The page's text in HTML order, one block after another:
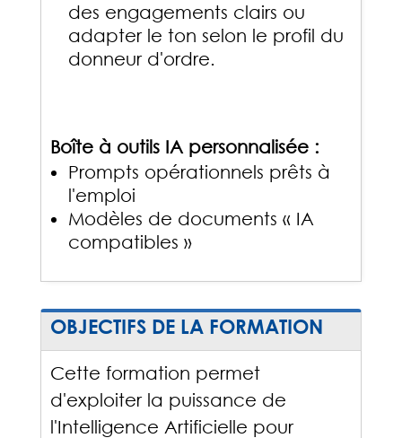
des engagements clairs ou
adapter le ton selon le profil du
donneur d'ordre.
Boîte à outils IA personnalisée :
Prompts opérationnels prêts à
l'emploi
Modèles de documents « IA
compatibles »
OBJECTIFS DE LA FORMATION
Cette formation permet
d'exploiter la puissance de
l'Intelligence Artificielle pour